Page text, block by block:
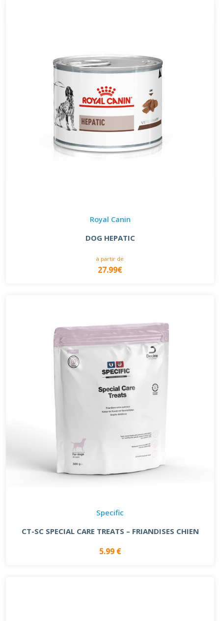
Royal Canin
DOG HEPATIC
à partir de
27.99€
Specific
CT-SC SPECIAL CARE TREATS – FRIANDISES CHIEN
5.99 €